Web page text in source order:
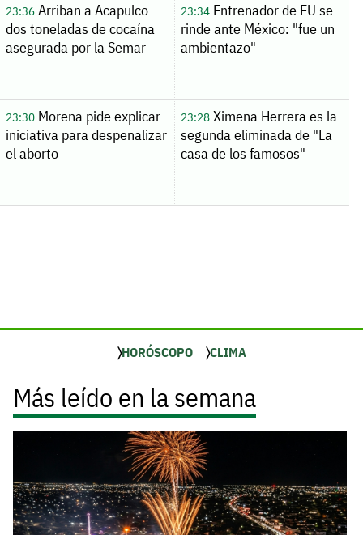
23:36Arriban a Acapulco
dos toneladas de cocaína
asegurada por la Semar
23:34Entrenador de EU se
rinde ante México: "fue un
ambientazo"
23:30Morena pide explicar
iniciativa para despenalizar
el aborto
23:28Ximena Herrera es la
segunda eliminada de "La
casa de los famosos"
HORÓSCOPO CLIMA
Más leído en la semana